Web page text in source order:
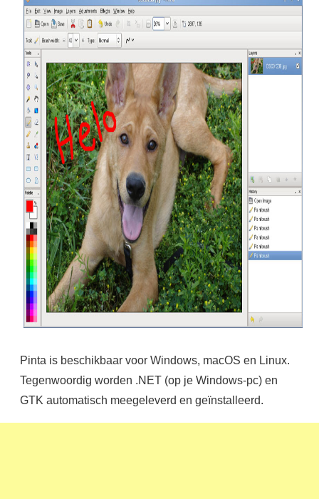
Pinta is beschikbaar voor Windows, macOS en Linux.
Tegenwoordig worden .NET (op je Windows-pc) en
GTK automatisch meegeleverd en geïnstalleerd.